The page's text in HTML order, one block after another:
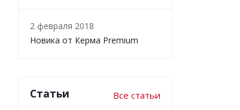
2 февраля 2018
Новика от Керма Premium
Статьи Все статьи